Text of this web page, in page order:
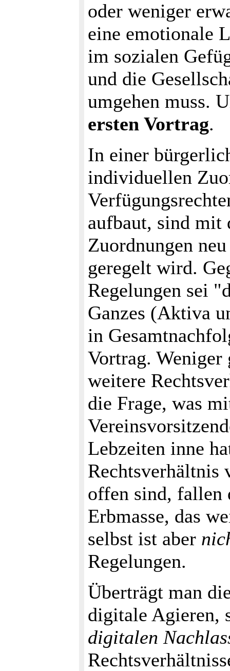
oder weniger
eine emotionale
im sozialen
und die
umgehen muss.
ersten Vortrag.
In einer
individuellen
aufbaut, sind mit
Zuordnungen
geregelt wird.
Regelungen sei
Ganzes (Aktiva
in
Vortrag.
weitere
die Frage, was
Lebzeiten inne
Rechtsverhältnis
offen sind, fallen
Erbmasse, das
selbst ist aber
Regelungen.
Überträgt man
digitale Agieren,
digitalen